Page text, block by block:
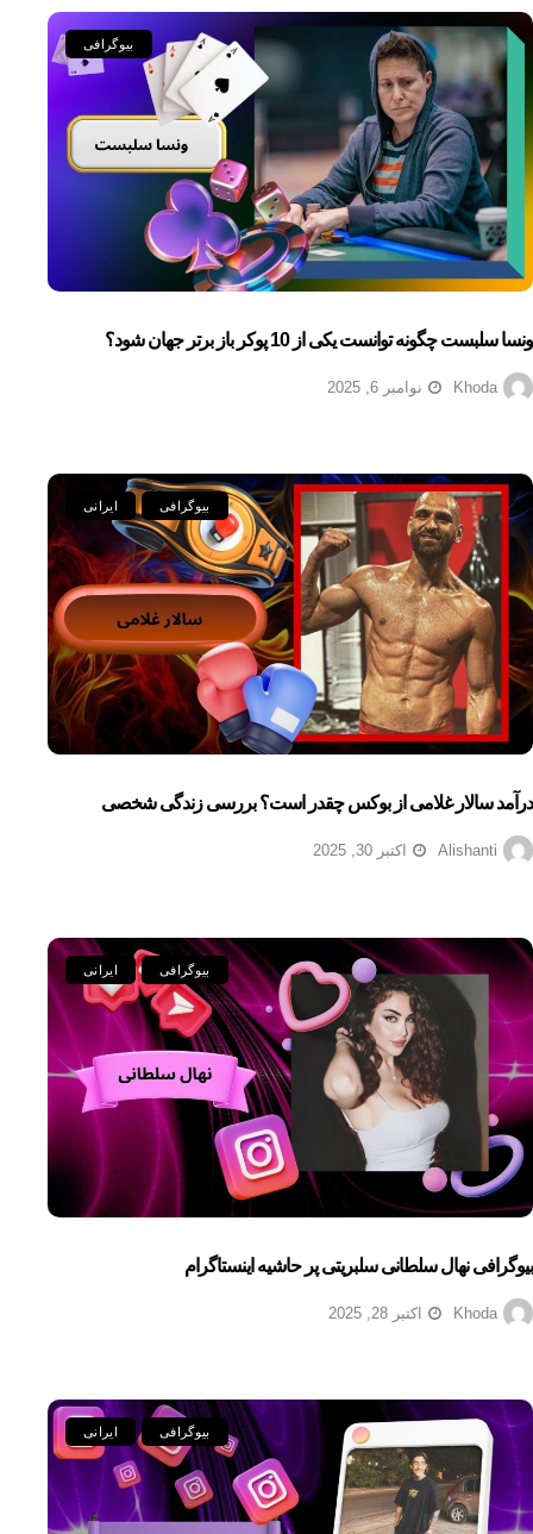
بیوگرافی
ونسا سلبست چگونه توانست یکی از 10 پوکر باز برتر جهان شود؟
Khoda نوامبر 6, 2025
ایرانی بیوگرافی
درآمد سالار غلامی از بوکس چقدر است؟ بررسی زندگی شخصی
Alishanti اکتبر 30, 2025
ایرانی بیوگرافی
بیوگرافی نهال سلطانی سلبریتی پر حاشیه اینستاگرام
Khoda اکتبر 28, 2025
ایرانی بیوگرافی